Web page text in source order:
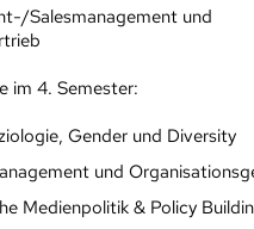
Salesmanagement und
im 4. Semester:
Gender und Diversity
und
Medienpolitik & Policy